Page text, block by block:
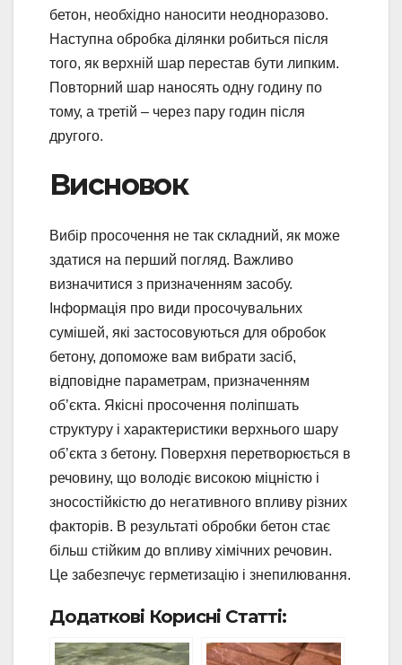
бетон, необхідно наносити неодноразово.
Наступна обробка ділянки робиться після
того, як верхній шар перестав бути липким.
Повторний шар наносять одну годину по
тому, а третій – через пару годин після
другого.
Висновок
Вибір просочення не так складний, як може
здатися на перший погляд. Важливо
визначитися з призначенням засобу.
Інформація про види просочувальних
сумішей, які застосовуються для обробок
бетону, допоможе вам вибрати засіб,
відповідне параметрам, призначенням
об’єкта. Якісні просочення поліпшать
структуру і характеристики верхнього шару
об’єкта з бетону. Поверхня перетворюється в
речовину, що володіє високою міцністю і
зносостійкістю до негативного впливу різних
факторів. В результаті обробки бетон стає
більш стійким до впливу хімічних речовин.
Це забезпечує герметизацію і знепилювання.
Додаткові Корисні Статті: